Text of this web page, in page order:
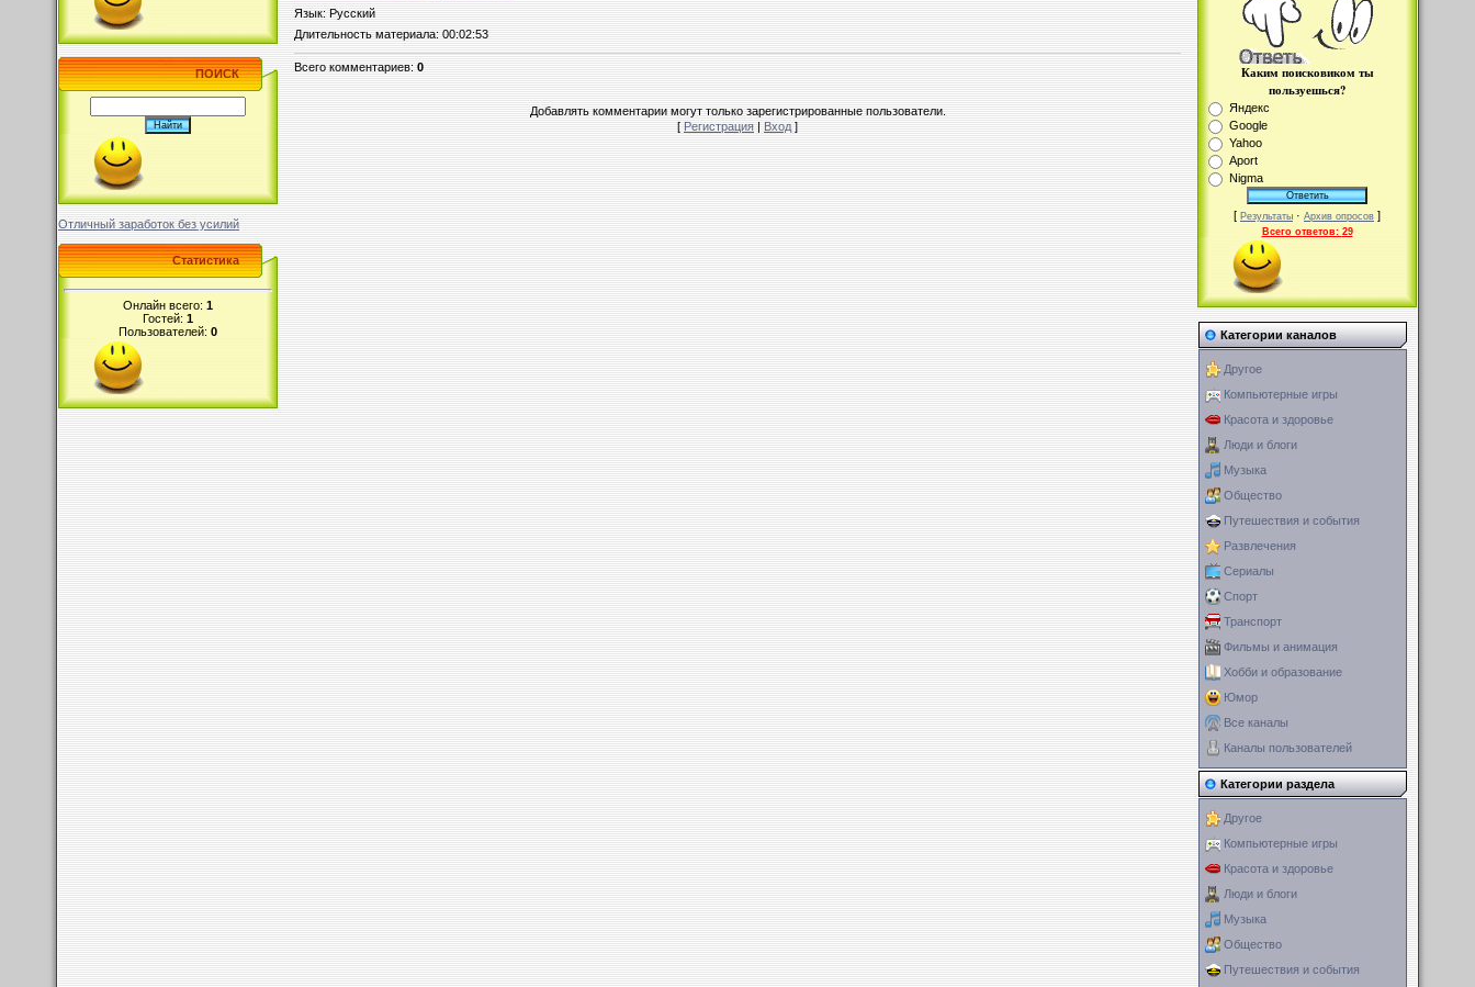
ПОИСК
Отличный заработок без усилий
Статистика
Онлайн всего: 1
Гостей: 1
Пользователей: 0
Язык: Русский
Длительность материала: 00:02:53
Всего комментариев:0
Добавлять комментарии могут только зарегистрированные пользователи.
[Регистрация|Вход]
Каким поисковиком ты
пользуешься?
Яндекс
Google
Yahoo
Aport
Nigma
[ Результаты · Архив опросов ]
Всего ответов: 29
Категории каналов
Другое
Компьютерные игры
Красота и здоровье
Люди и блоги
Музыка
Общество
Путешествия и события
Развлечения
Сериалы
Спорт
Транспорт
Фильмы и анимация
Хобби и образование
Юмор
Все каналы
Каналы пользователей
Категории раздела
Другое
Компьютерные игры
Красота и здоровье
Люди и блоги
Музыка
Общество
Путешествия и события